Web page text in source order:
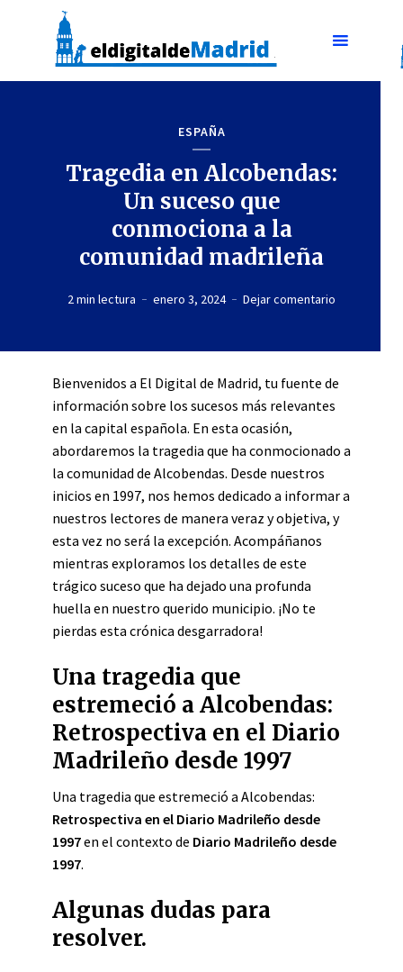
ESPAÑA
Tragedia en Alcobendas:
Un suceso que
conmociona a la
comunidad madrileña
2 min lectura enero 3, 2024 Dejar comentario
Bienvenidos a El Digital de Madrid, tu fuente de
información sobre los sucesos más relevantes
en la capital española. En esta ocasión,
abordaremos la tragedia que ha conmocionado a
la comunidad de Alcobendas. Desde nuestros
inicios en 1997, nos hemos dedicado a informar a
nuestros lectores de manera veraz y objetiva, y
esta vez no será la excepción. Acompáñanos
mientras exploramos los detalles de este
trágico suceso que ha dejado una profunda
huella en nuestro querido municipio. ¡No te
pierdas esta crónica desgarradora!
Una tragedia que
estremeció a Alcobendas:
Retrospectiva en el Diario
Madrileño desde 1997
Una tragedia que estremeció a Alcobendas:
Retrospectiva en el Diario Madrileño desde
1997en el contexto de Diario Madrileño desde
1997.
Algunas dudas para
resolver.